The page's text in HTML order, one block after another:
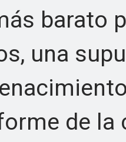
barato
una
de